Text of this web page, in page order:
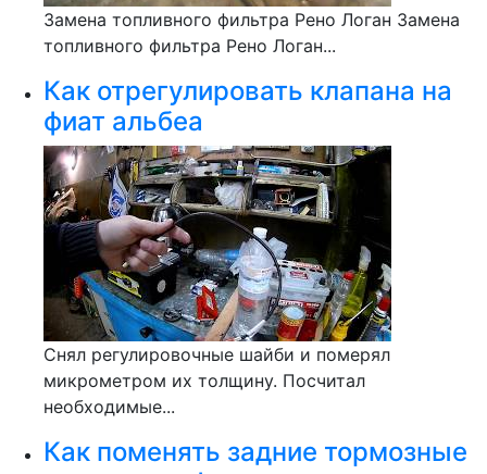
Замена топливного фильтра Рено Логан Замена
топливного фильтра Рено Логан...
Как отрегулировать клапана на
фиат альбеа
Снял регулировочные шайби и померял
микрометром их толщину. Посчитал
необходимые...
Как поменять задние тормозные